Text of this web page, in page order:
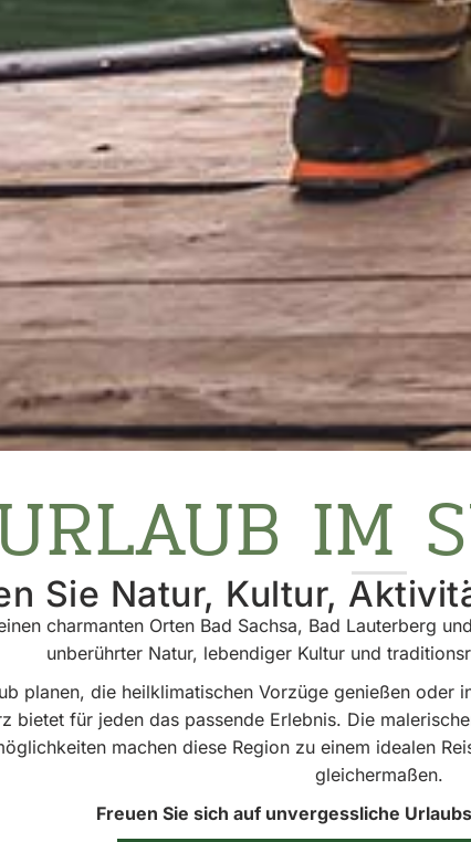
IM
Sie Natur, Kultur,
charmanten Orten Bad Sachsa, Bad Lauterberg
unberührter Natur, lebendiger Kultur und
planen, die heilklimatischen Vorzüge genießen oder
bietet für jeden das passende Erlebnis. Die
machen diese Region zu einem idealen
gleichermaßen.
Freuen Sie sich auf unvergessliche